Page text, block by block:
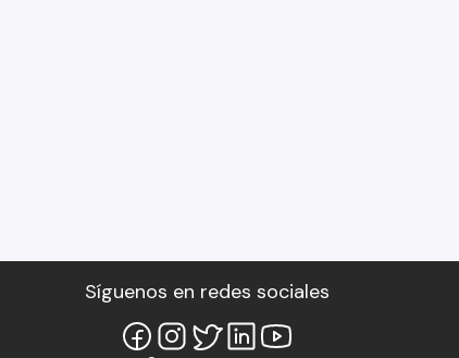
Síguenos en redes sociales